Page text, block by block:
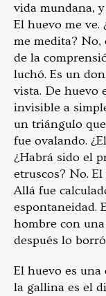
vida mundana,
El huevo me ve.
me medita? No,
de la
luchó. Es un
vista. De huevo
invisible a
un triángulo
fue ovalando.
¿Habrá sido el
etruscos? No.
Allá fue
espontaneidad.
hombre con
después lo
El huevo es una
la gallina es el